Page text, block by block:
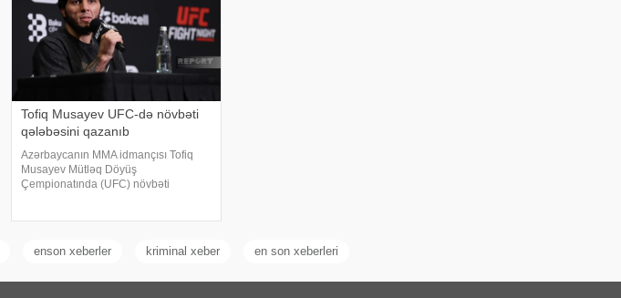
Tofiq Musayev UFC-də növbəti
qələbəsini qazanıb
Azərbaycanın MMA idmançısı Tofiq
Musayev Mütləq Döyüş
Çempionatında (UFC) növbəti
Musayev ikinc
enson xeberler kriminal xeber en son xeberleri